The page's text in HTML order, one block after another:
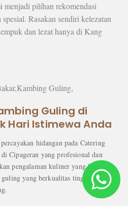
pilihan rekomendasi
Rasakan sendiri kelezatan
dan lezat hanya di Kang
Guling di
Hari Istimewa Anda
hidangan pada Catering
Cipageran yang profesional dan
pengalaman kuliner yang luar
guling yang berkualitas tinggi,